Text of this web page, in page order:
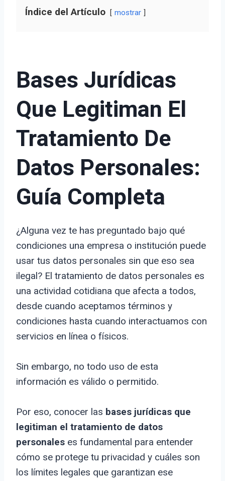
Índice del Artículo mostrar
Bases Jurídicas
Que Legitiman El
Tratamiento De
Datos Personales:
Guía Completa
¿Alguna vez te has preguntado bajo qué
condiciones una empresa o institución puede
usar tus datos personales sin que eso sea
ilegal? El tratamiento de datos personales es
una actividad cotidiana que afecta a todos,
desde cuando aceptamos términos y
condiciones hasta cuando interactuamos con
servicios en línea o físicos.
Sin embargo, no todo uso de esta
información es válido o permitido.
Por eso, conocer las bases jurídicas que
legitiman el tratamiento de datos
personales es fundamental para entender
cómo se protege tu privacidad y cuáles son
los límites legales que garantizan ese